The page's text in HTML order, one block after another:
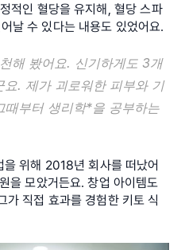
적인 혈당을 유지해, 혈당 스파
날 수 있다는 내용도 있었어요.
해 봤어요. 신기하게도 3개
. 제가 괴로워한 피부와 기
때부터 생리학*을 공부하는
위해 2018년 회사를 떠났어
을 모았거든요. 창업 아이템도
가 직접 효과를 경험한 키토 식